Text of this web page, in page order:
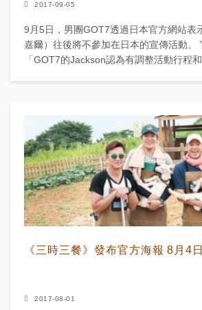
2017-09-05
9月5日，男團GOT7透過日本官方網站表
嘉爾）往後將不參加在日本的宣傳活動。 官方消息表示：
「GOT7的Jackson認為有調整活動行程
《三時三餐》發布官方海報 8月4
2017-08-01